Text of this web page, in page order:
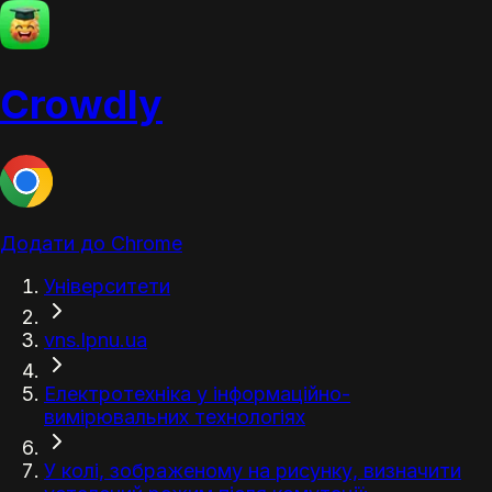
Crowdly
Додати до Chrome
Університети
vns.lpnu.ua
Електротехніка у інформаційно-
вимірювальних технологіях
У колі, зображеному на рисунку, визначити